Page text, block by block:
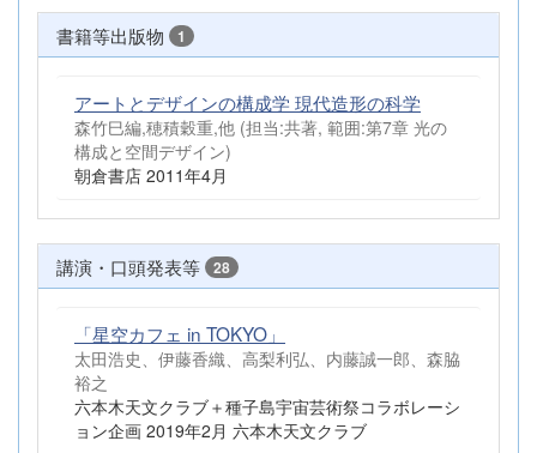
書籍等出版物 1
アートとデザインの構成学 現代造形の科学
森竹巳編,穂積穀重,他 (担当:共著, 範囲:第7章 光の
構成と空間デザイン)
朝倉書店 2011年4月
講演・口頭発表等 28
「星空カフェ in TOKYO」
太田浩史、伊藤香織、高梨利弘、内藤誠一郎、森脇
裕之
六本木天文クラブ＋種子島宇宙芸術祭コラボレーシ
ョン企画 2019年2月 六本木天文クラブ